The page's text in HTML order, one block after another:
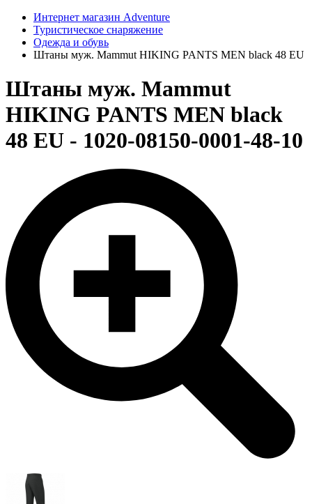
Интернет магазин Adventure
Туристическое снаряжение
Одежда и обувь
Штаны муж. Mammut HIKING PANTS MEN black 48 EU
Штаны муж. Mammut
HIKING PANTS MEN black
48 EU - 1020-08150-0001-48-10